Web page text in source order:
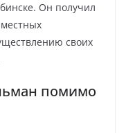
Он получил
своих
помимо